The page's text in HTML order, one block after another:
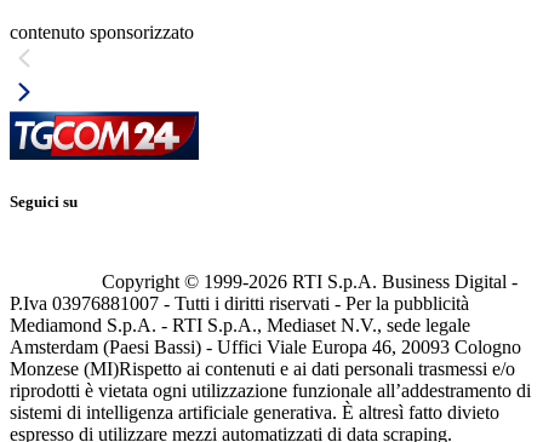
contenuto sponsorizzato
Seguici su
Copyright © 1999-2026 RTI S.p.A. Business Digital -
P.Iva 03976881007 - Tutti i diritti riservati - Per la pubblicità
Mediamond S.p.A. - RTI S.p.A., Mediaset N.V., sede legale
Amsterdam (Paesi Bassi) - Uffici Viale Europa 46, 20093 Cologno
Monzese (MI)Rispetto ai contenuti e ai dati personali trasmessi e/o
riprodotti è vietata ogni utilizzazione funzionale all’addestramento di
sistemi di intelligenza artificiale generativa. È altresì fatto divieto
espresso di utilizzare mezzi automatizzati di data scraping.